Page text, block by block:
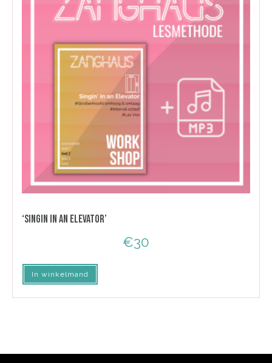
‘SINGIN IN AN ELEVATOR’
€30
In winkelmand